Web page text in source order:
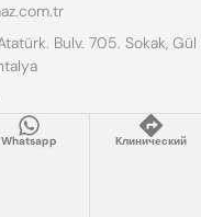
Bulv. 705. Sokak, Gül
18.00
Whatsapp Клинический